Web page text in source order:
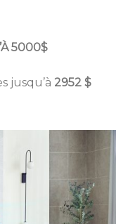
5000$
jusqu’à2952 $